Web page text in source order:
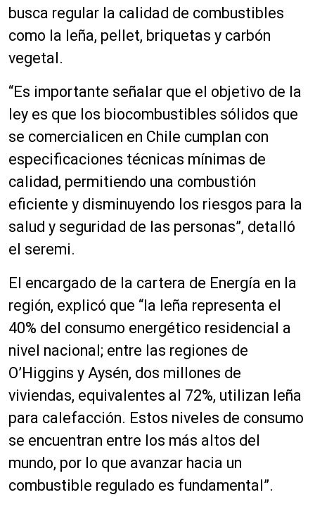
busca regular la calidad de combustibles
como la leña, pellet, briquetas y carbón
vegetal.
“Es importante señalar que el objetivo de la
ley es que los biocombustibles sólidos que
se comercialicen en Chile cumplan con
especificaciones técnicas mínimas de
calidad, permitiendo una combustión
eficiente y disminuyendo los riesgos para la
salud y seguridad de las personas”, detalló
el seremi.
El encargado de la cartera de Energía en la
región, explicó que “la leña representa el
40% del consumo energético residencial a
nivel nacional; entre las regiones de
O’Higgins y Aysén, dos millones de
viviendas, equivalentes al 72%, utilizan leña
para calefacción. Estos niveles de consumo
se encuentran entre los más altos del
mundo, por lo que avanzar hacia un
combustible regulado es fundamental”.